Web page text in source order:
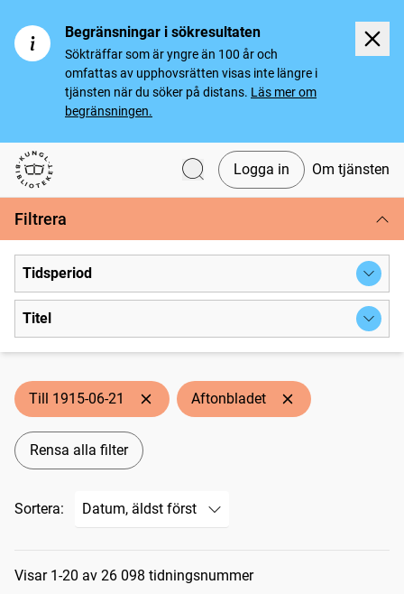
Begränsningar i sökresultaten
Sökträffar som är yngre än 100 år och
omfattas av upphovsrätten visas inte längre i
tjänsten när du söker på distans. Läs mer om
begränsningen.
Svenska tidningar
Logga in Om tjänsten
Filtrera
Tidsperiod
Titel
Till 1915-06-21 Aftonbladet
Rensa alla filter
Sortera:
Sökresultat
Visar 1-20 av 26 098 tidningsnummer